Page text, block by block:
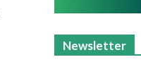
Newsletter